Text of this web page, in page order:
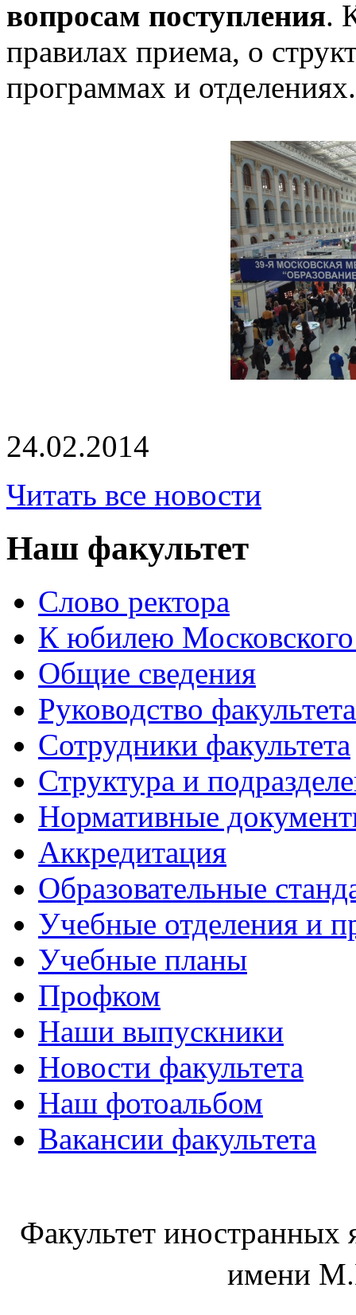
вопросам поступления.
правилах приема, о
программах и
24.02.2014
Читать все новости
Наш факультет
Слово ректора
К юбилею Московского
Общие сведения
Руководство факультета
Сотрудники факультета
Структура и
Нормативные
Аккредитация
Образовательные
Учебные отделения и
Учебные планы
Профком
Наши выпускники
Новости факультета
Наш фотоальбом
Вакансии факультета
Факультет
имени